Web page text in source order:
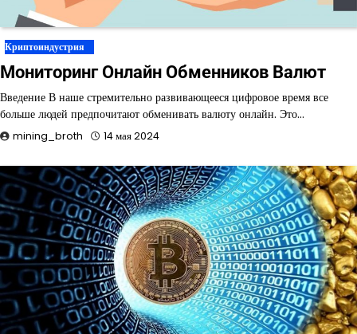
Криптоиндустрия
Мониторинг Онлайн Обменников Валют
Введение В наше стремительно развивающееся цифровое время все
больше людей предпочитают обменивать валюту онлайн. Это…
mining_broth 14 мая 2024